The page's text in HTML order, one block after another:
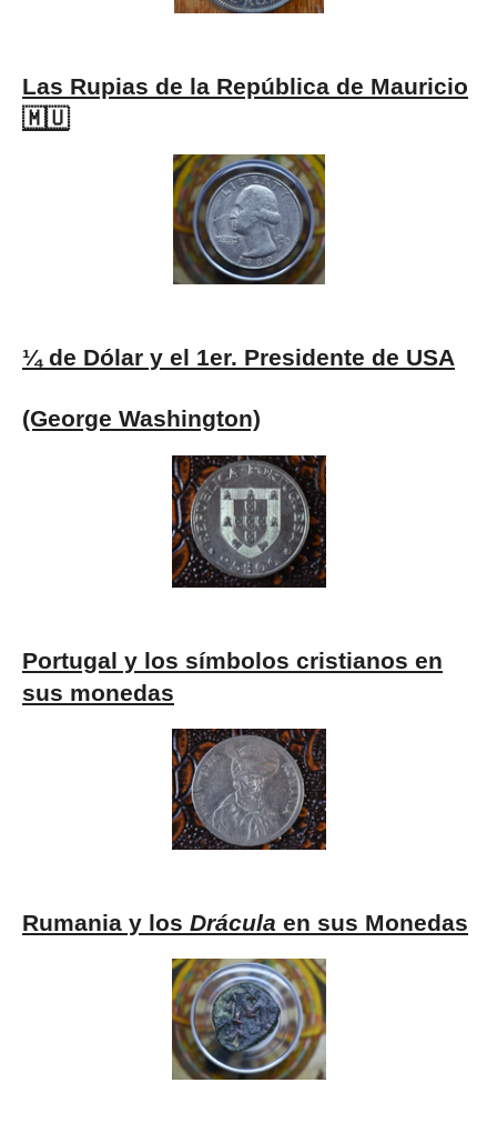
Las Rupias de la República de Mauricio
🇲🇺
¼ de Dólar y el 1er. Presidente de USA
(George Washington)
Portugal y los símbolos cristianos en
sus monedas
Rumania y los Drácula en sus Monedas